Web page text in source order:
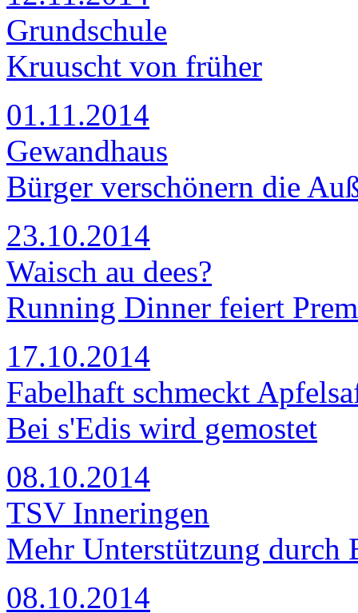
Grundschule
Kruuscht von früher
01.11.2014
Gewandhaus
Bürger verschönern die
23.10.2014
Waisch au dees?
Running Dinner feiert
17.10.2014
Fabelhaft schmeckt
Bei s'Edis wird gemostet
08.10.2014
TSV Inneringen
Mehr Unterstützung durch
08.10.2014